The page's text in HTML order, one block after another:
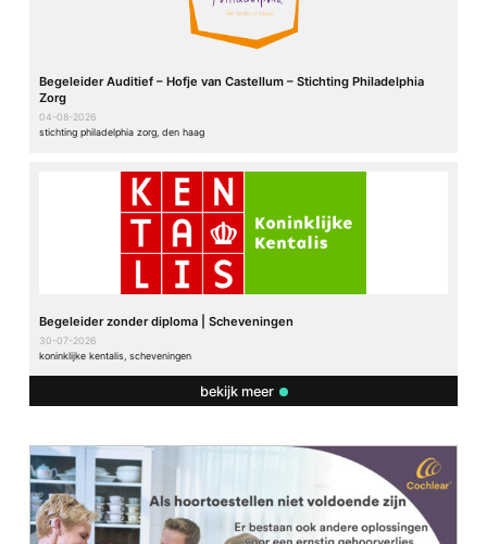
Begeleider Auditief – Hofje van Castellum – Stichting Philadelphia
Zorg
04-08-2026
stichting philadelphia zorg, den haag
Begeleider zonder diploma | Scheveningen
30-07-2026
koninklijke kentalis, scheveningen
bekijk meer